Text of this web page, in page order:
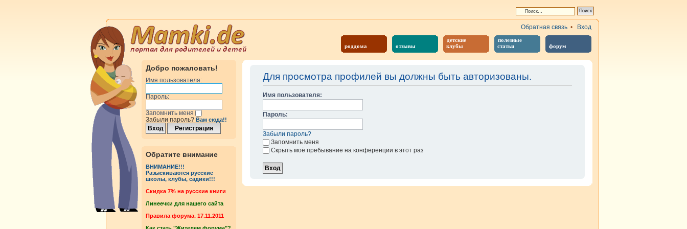
роддома отзывы
детские
клубы
полезные
статьи
форум
Обратная связь • Вход
Добро пожаловать!
Имя пользователя:
Пароль:
Запомнить меня
Забыли пароль? Вам сюда!!
Обратите внимание
ВНИМАНИЕ!!!
Разыскиваются русские
школы, клубы, садики!!!
Cкидка 7% на русские книги
Линеечки для нашего сайта
Правила форума. 17.11.2011
Для просмотра профилей вы должны быть авторизованы.
Имя пользователя:
Пароль:
Забыли пароль?
Запомнить меня
Скрыть моё пребывание на конференции в этот раз